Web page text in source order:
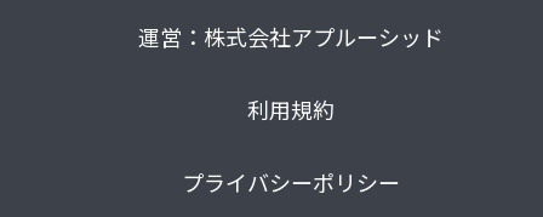
運営：株式会社アプルーシッド
利用規約
プライバシーポリシー